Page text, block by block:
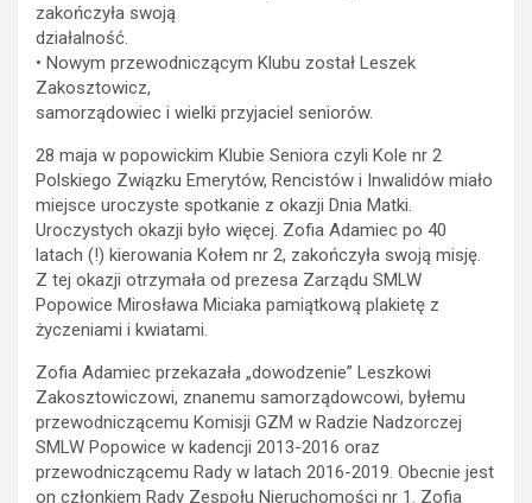
zakończyła swoją
działalność.
• Nowym przewodniczącym Klubu został Leszek
Zakosztowicz,
samorządowiec i wielki przyjaciel seniorów.
28 maja w popowickim Klubie Seniora czyli Kole nr 2
Polskiego Związku Emerytów, Rencistów i Inwalidów miało
miejsce uroczyste spotkanie z okazji Dnia Matki.
Uroczystych okazji było więcej. Zofia Adamiec po 40
latach (!) kierowania Kołem nr 2, zakończyła swoją misję.
Z tej okazji otrzymała od prezesa Zarządu SMLW
Popowice Mirosława Miciaka pamiątkową plakietę z
życzeniami i kwiatami.
Zofia Adamiec przekazała „dowodzenie” Leszkowi
Zakosztowiczowi, znanemu samorządowcowi, byłemu
przewodniczącemu Komisji GZM w Radzie Nadzorczej
SMLW Popowice w kadencji 2013-2016 oraz
przewodniczącemu Rady w latach 2016-2019. Obecnie jest
on członkiem Rady Zespołu Nieruchomości nr 1. Zofia